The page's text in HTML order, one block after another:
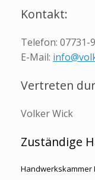
Kontakt:
Telefon: 07731-
E-Mail:
Vertreten
Volker Wick
Zuständige
Handwerkskammer